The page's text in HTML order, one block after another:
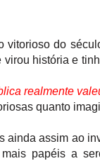
vitorioso do
história e
realmente
quanto
ainda assim ao
papéis a